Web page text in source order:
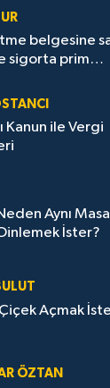
belgesine
sigorta prim
Kanun ile Vergi
Aynı
İster?
Açmak
ÖZTAN